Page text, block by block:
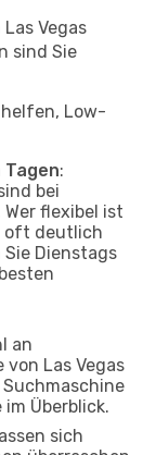
Vegas
sind Sie
Low-
:
bei
flexibel ist
oft deutlich
Sie Dienstags
an
Las Vegas
Überblick.
sich